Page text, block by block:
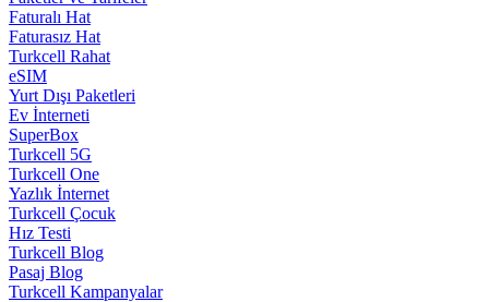
Faturalı Hat
Faturasız Hat
Turkcell Rahat
eSIM
Yurt Dışı Paketleri
Ev İnterneti
SuperBox
Turkcell 5G
Turkcell One
Yazlık İnternet
Turkcell Çocuk
Hız Testi
Turkcell Blog
Pasaj Blog
Turkcell Kampanyalar